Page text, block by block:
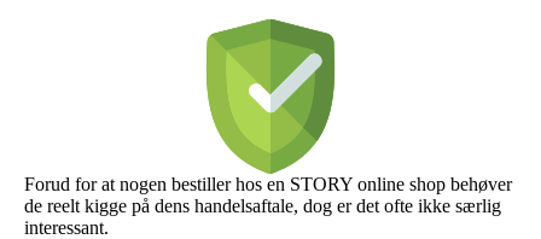
Forud for at nogen bestiller hos en STORY online shop behøver
de reelt kigge på dens handelsaftale, dog er det ofte ikke særlig
interessant.